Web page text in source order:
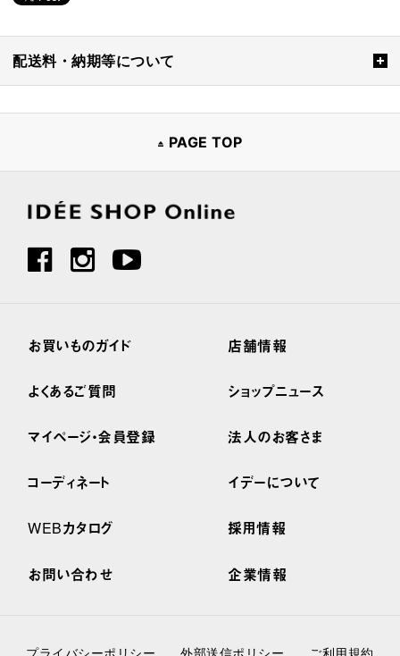
配送料・納期等について
PAGE TOP
お買いものガイド
よくあるご質問
マイページ・会員登録
コーディネート
WEBカタログ
お問い合わせ
店舗情報
ショップニュース
法人のお客さま
イデーについて
採用情報
企業情報
プライバシーポリシー 外部送信ポリシー ご利用規約